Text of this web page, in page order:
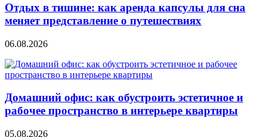
Отдых в тишине: как аренда капсулы для сна
меняет представление о путешествиях
06.08.2026
Домашний офис: как обустроить эстетичное и
рабочее пространство в интерьере квартиры
05.08.2026